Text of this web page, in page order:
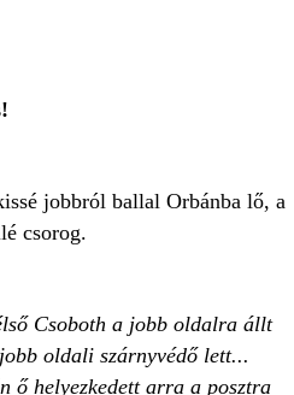
jobbról ballal Orbánba lő, a
csorog.
Csoboth a jobb oldalra állt
oldali szárnyvédő lett...
ő helyezkedett arra a posztra